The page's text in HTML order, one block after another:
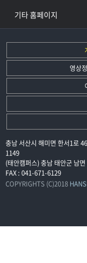
기타 홈페이지
영상
충남 서산시 해미면 한서1로
1149
(태안캠퍼스) 충남 태안군 남
FAX : 041-671-6129
COPYRIGHTS (C)2018